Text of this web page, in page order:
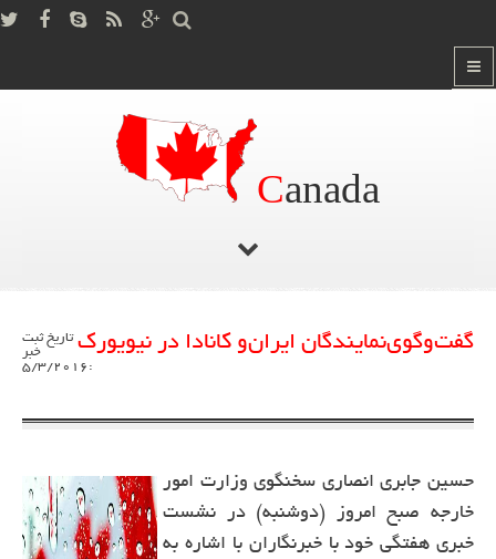
Canada
گفت‌وگوی‌نمایندگان ایران‌و کانادا در نیویورک تاریخ ثبت
خبر
:5/3/2016
حسین جابری انصاری سخنگوی وزارت امور
خارجه صبح امروز (دوشنبه) در نشست
خبری هفتگی خود با خبرنگاران با اشاره به